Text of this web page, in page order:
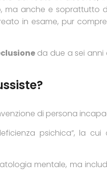
anche e soprattutto
in esame, pur
da due a sei anni
di persona
psichica”, la
mentale, ma